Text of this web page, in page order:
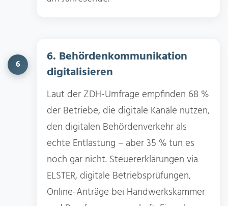
6
6. Behördenkommunikation
digitalisieren
Laut der ZDH-Umfrage empfinden 68 %
der Betriebe, die digitale Kanäle nutzen,
den digitalen Behördenverkehr als
echte Entlastung – aber 35 % tun es
noch gar nicht. Steuererklärungen via
ELSTER, digitale Betriebsprüfungen,
Online-Anträge bei Handwerkskammer